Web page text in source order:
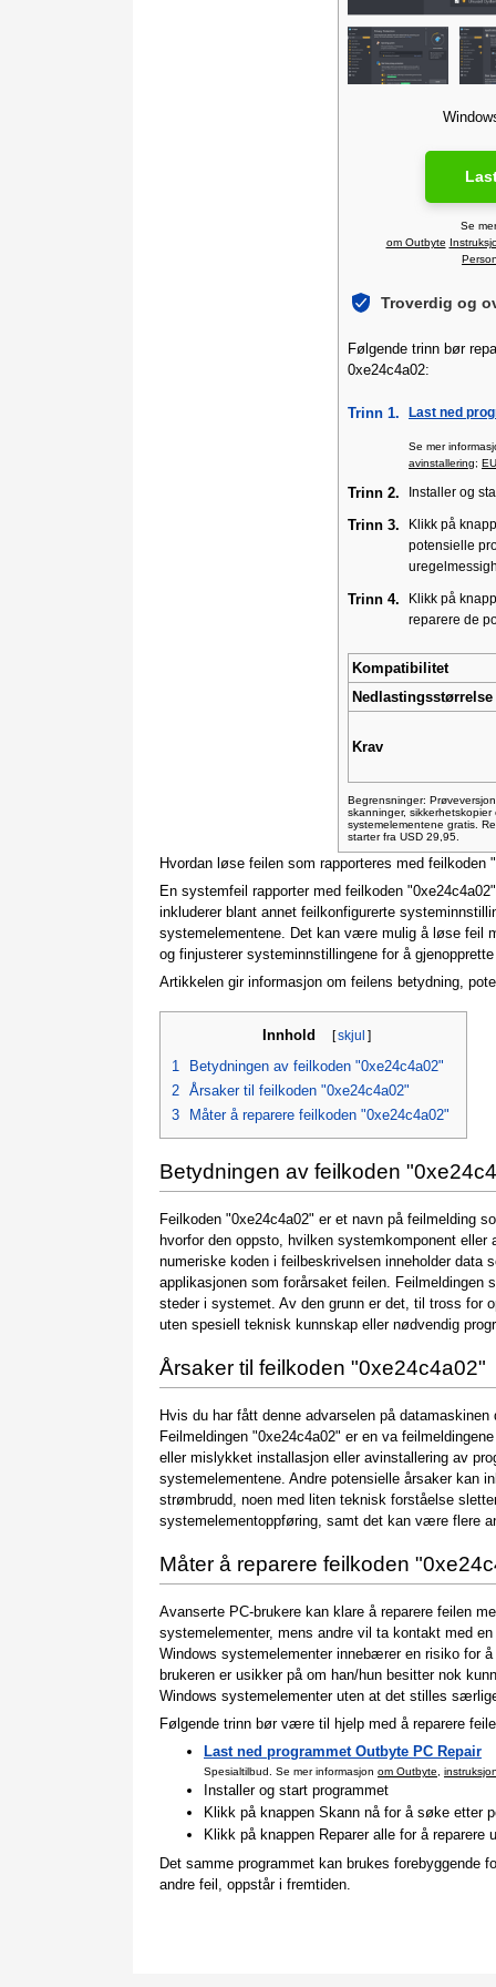
Hvordan løse feilen som rapporteres med feilkoden
En systemfeil rapporter med feilkoden
inkluderer blant annet feilkonfigurerte
systemelementene. Det kan være mulig å løse feil
og finjusterer systeminnstillingene for å
Artikkelen gir informasjon om feilens betydning,
Innhold [ skjul ]
1
Betydningen av feilkoden "0xe24c4a02"
2 Årsaker til feilkoden "0xe24c4a02"
3
Måter å reparere feilkoden "0xe24c4a02"
Betydningen av feilkoden
Feilkoden "0xe24c4a02" er et navn på feilmelding
hvorfor den oppsto, hvilken systemkomponent
numeriske koden i feilbeskrivelsen inneholder data
applikasjonen som forårsaket feilen. Feilmeldingen
steder i systemet. Av den grunn er det, til tross for
uten spesiell teknisk kunnskap eller nødvendig
Årsaker til feilkoden "0xe24c4a02"
Hvis du har fått denne advarselen på
Feilmeldingen "0xe24c4a02" er en va
eller mislykket installasjon eller avinstallering av
systemelementene. Andre potensielle årsaker kan
strømbrudd, noen med liten teknisk forståelse
systemelementoppføring, samt det kan være flere
Måter å reparere feilkoden
Avanserte PC-brukere kan klare å reparere feilen
systemelementer, mens andre vil ta kontakt med
Windows systemelementer innebærer en risiko for
brukeren er usikker på om han/hun besitter nok
Windows systemelementer uten at det stilles
Følgende trinn bør være til hjelp med å reparere
Last ned programmet Outbyte PC Repair
Spesialtilbud. Se mer informasjon om Outbyte,
Installer og start programmet
Klikk på knappen Skann nå for å søke etter
Klikk på knappen Reparer alle for å reparere
Det samme programmet kan brukes forebyggende
andre feil, oppstår i fremtiden.
Se
om Outbyte
Troverdig og
Følgende trinn bør
0xe24c4a02:
Trinn 1. Last ned
Se mer
avinstallering;
Trinn 2. Installer og
Trinn 3.
Klikk på
potensielle
Trinn 4.
Klikk på
reparere de
Kompatibilitet
Nedlastingsstørrelse
Krav
Begrensninger:
skanninger,
systemelementene gratis.
starter fra USD 29,95.